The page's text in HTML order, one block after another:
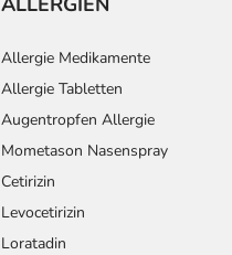
Allergie Medikamente
Allergie Tabletten
Augentropfen Allergie
Mometason Nasenspray
Cetirizin
Levocetirizin
Loratadin